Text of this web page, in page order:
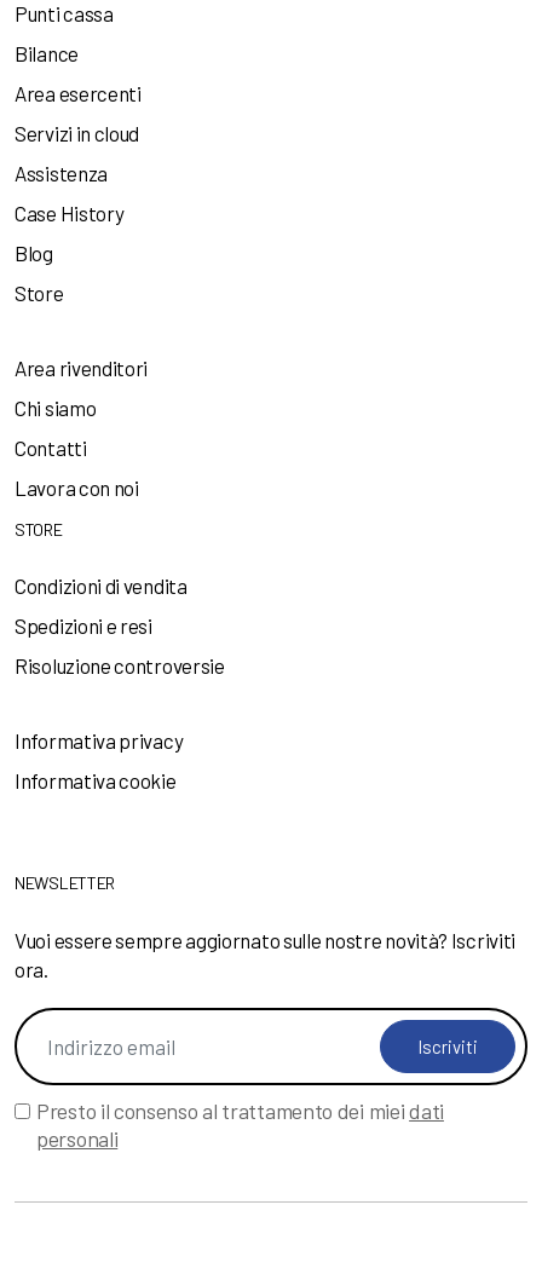
Punti cassa
Bilance
Area esercenti
Servizi in cloud
Assistenza
Case History
Blog
Store
Area rivenditori
Chi siamo
Contatti
Lavora con noi
STORE
Condizioni di vendita
Spedizioni e resi
Risoluzione controversie
Informativa privacy
Informativa cookie
NEWSLETTER
Vuoi essere sempre aggiornato sulle nostre novità? Iscriviti
ora.
Iscriviti
Presto il consenso al trattamento dei mieidati
personali